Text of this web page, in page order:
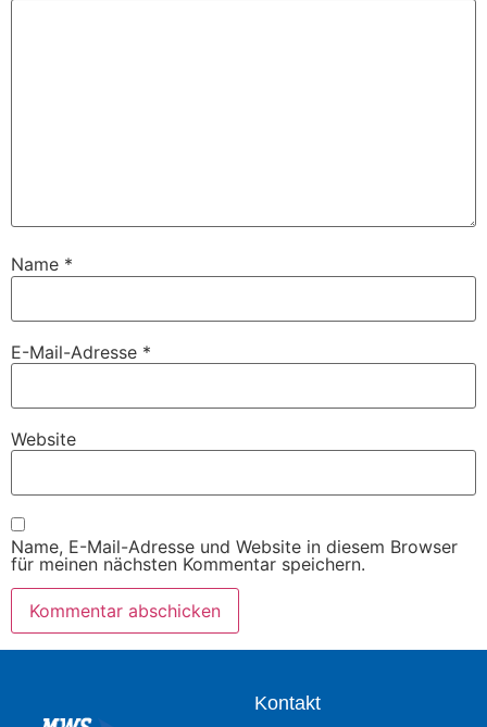
Name *
E-Mail-Adresse *
Website
Name, E-Mail-Adresse und Website in diesem Browser
für meinen nächsten Kommentar speichern.
Kontakt